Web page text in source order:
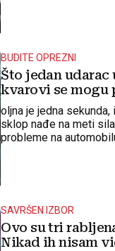
BUDITE OPREZNI
Što jedan
kvarovi se
oljna je jedna
sklop nađe na meti
probleme na
SAVRŠEN IZBOR
Ovo su tri
Nikad ih nisam